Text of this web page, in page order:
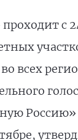
с
всех
Россию»